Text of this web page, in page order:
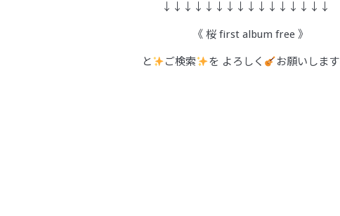
↓↓↓↓↓↓↓↓↓↓↓↓↓↓↓↓
《 桜 first album free 》
と ご検索 を よろしく お願いします